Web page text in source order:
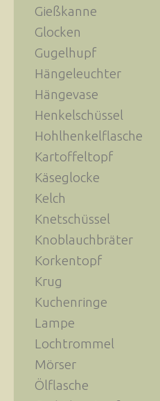
Gießkanne
Glocken
Gugelhupf
Hängeleuchter
Hängevase
Henkelschüssel
Hohlhenkelflasche
Kartoffeltopf
Käseglocke
Kelch
Knetschüssel
Knoblauchbräter
Korkentopf
Krug
Kuchenringe
Lampe
Lochtrommel
Mörser
Ölflasche